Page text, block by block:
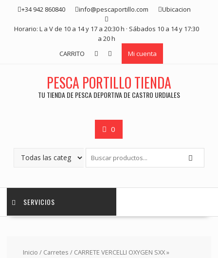
+34 942 860840 info@pescaportillo.com Ubicacion
Horario: L a V de 10 a 14 y 17 a 20:30 h · Sábados 10 a 14 y 17:30
a 20 h
CARRITO
Mi cuenta
PESCA PORTILLO TIENDA
TU TIENDA DE PESCA DEPORTIVA DE CASTRO URDIALES
0
SERVICIOS
Inicio / Carretes / CARRETE VERCELLI OXYGEN SXX »